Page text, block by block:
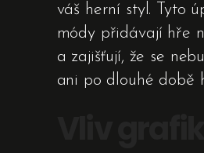
váš herní styl. Tyto
módy přidávají hře
a zajišťují, že se
ani po dlouhé době